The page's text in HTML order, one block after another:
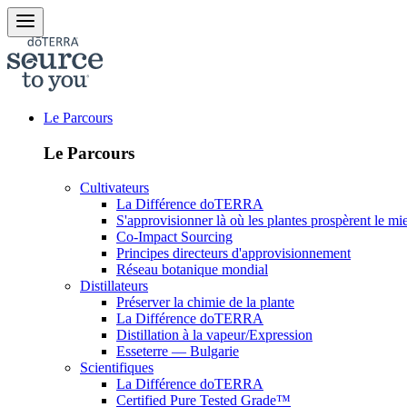
Le Parcours
Le Parcours
Cultivateurs
La Différence doTERRA
S'approvisionner là où les plantes prospèrent le
Co-Impact Sourcing
Principes directeurs d'approvisionnement
Réseau botanique mondial
Distillateurs
Préserver la chimie de la plante
La Différence doTERRA
Distillation à la vapeur/Expression
Esseterre — Bulgarie
Scientifiques
La Différence doTERRA
Certified Pure Tested Grade™